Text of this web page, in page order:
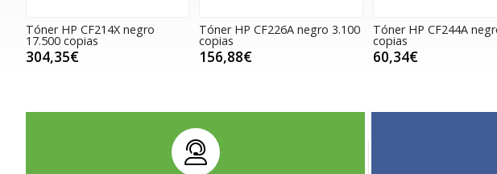
Tóner HP CF214X negro
17.500 copias
304,35€
Tóner HP CF226A negro 3.100
copias
156,88€
Tóner HP CF244A
copias
60,34€